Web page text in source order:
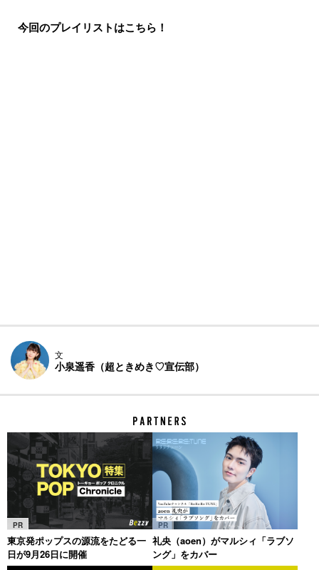
今回のプレイリストはこちら！
文
小泉遥香（超ときめき♡宣伝部）
PR
東京発ポップスの源流をたどる一
日が9月26日に開催
PR
礼央（aoen）がマルシィ「ラブソ
ング」をカバー